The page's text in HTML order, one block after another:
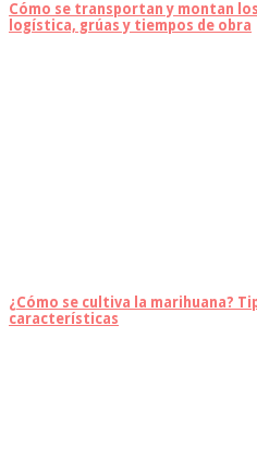
Cómo se transportan y montan
logística, grúas y tiempos de obra
¿Cómo se cultiva la marihuana?
características